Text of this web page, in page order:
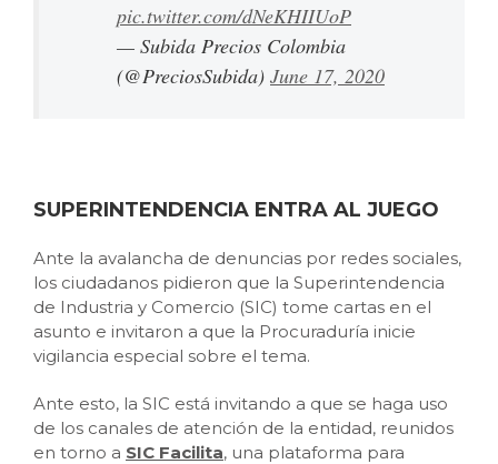
pic.twitter.com/dNeKHIIUoP
— Subida Precios Colombia
(@PreciosSubida) June 17, 2020
SUPERINTENDENCIA ENTRA AL JUEGO
Ante la avalancha de denuncias por redes sociales,
los ciudadanos pidieron que la Superintendencia
de Industria y Comercio (SIC) tome cartas en el
asunto e invitaron a que la Procuraduría inicie
vigilancia especial sobre el tema.
Ante esto, la SIC está invitando a que se haga uso
de los canales de atención de la entidad, reunidos
en torno a SIC Facilita, una plataforma para